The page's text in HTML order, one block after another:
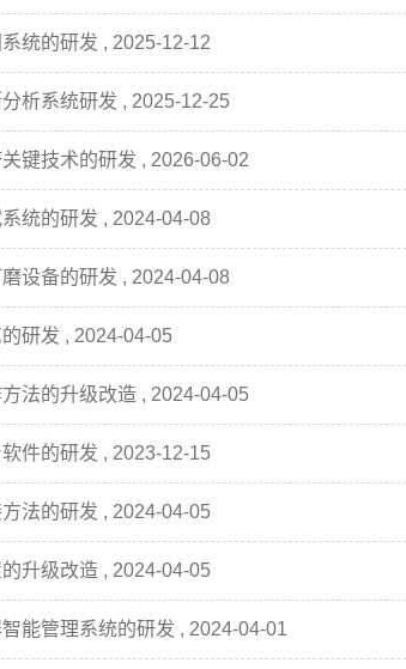
统的研发 , 2025-12-12
析系统研发 , 2025-12-25
键技术的研发 , 2026-06-02
统的研发 , 2024-04-08
设备的研发 , 2024-04-08
研发 , 2024-04-05
法的升级改造 , 2024-04-05
件的研发 , 2023-12-15
法的研发 , 2024-04-05
升级改造 , 2024-04-05
能管理系统的研发 , 2024-04-01